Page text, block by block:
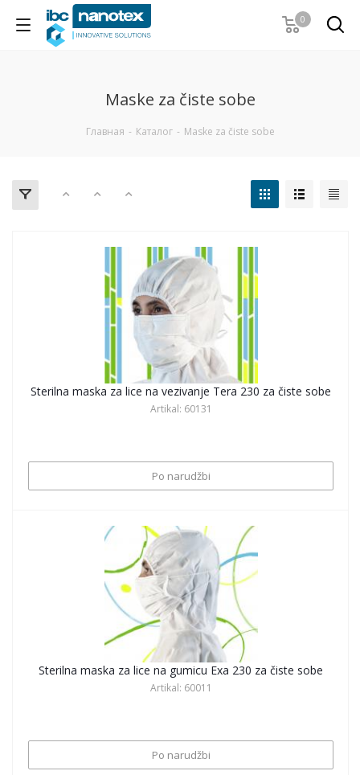
0
Maske za čiste sobe
Главная - Каталог - Maske za čiste sobe
Sterilna maska za lice na vezivanje Tera 230 za čiste sobe
Artikal: 60131
Po narudžbi
Sterilna maska za lice na gumicu Exa 230 za čiste sobe
Artikal: 60011
Po narudžbi